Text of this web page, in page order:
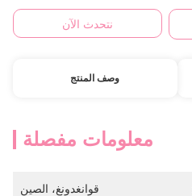
نتحدث الآن
وصف المنتج
معلومات مفصلة
قوانغدونغ، الصين